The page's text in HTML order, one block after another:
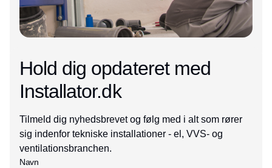
Hold dig opdateret med
Installator.dk
Tilmeld dig nyhedsbrevet og følg med i alt som rører
sig indenfor tekniske installationer - el, VVS- og
ventilationsbranchen.
Navn